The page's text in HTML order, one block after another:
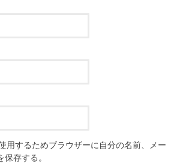
用するためブラウザーに自分の名前、メー
存する。